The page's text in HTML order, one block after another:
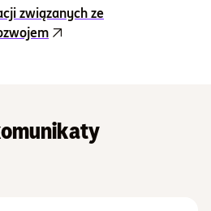
związanych ze